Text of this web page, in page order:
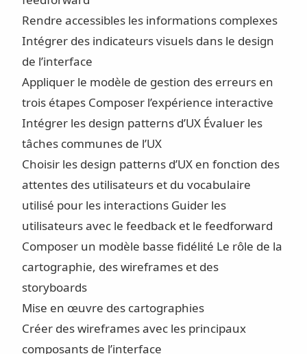
Rendre accessibles les informations complexes
Intégrer des indicateurs visuels dans le design
de l’interface
Appliquer le modèle de gestion des erreurs en
trois étapes Composer l’expérience interactive
Intégrer les design patterns d’UX Évaluer les
tâches communes de l’UX
Choisir les design patterns d’UX en fonction des
attentes des utilisateurs et du vocabulaire
utilisé pour les interactions Guider les
utilisateurs avec le feedback et le feedforward
Composer un modèle basse fidélité Le rôle de la
cartographie, des wireframes et des
storyboards
Mise en œuvre des cartographies
Créer des wireframes avec les principaux
composants de l’interface